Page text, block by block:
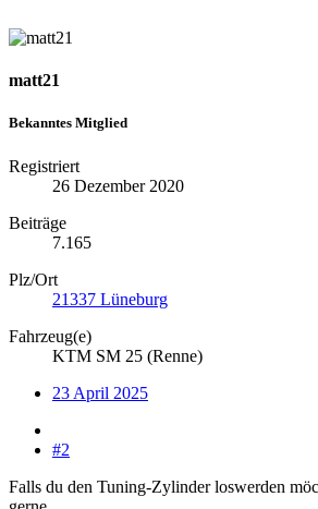
matt21
Bekanntes Mitglied
Registriert
26 Dezember 2020
Beiträge
7.165
Plz/Ort
21337 Lüneburg
Fahrzeug(e)
KTM SM 25 (Renne)
23 April 2025
#2
Falls du den Tuning-Zylinder loswerden